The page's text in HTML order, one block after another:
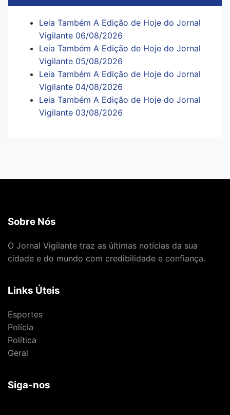
Leia Também A Edição de Hoje do Jornal
Vigilante 06/08/2026
Leia Também A Edição de Hoje do Jornal
Vigilante 05/08/2026
Leia Também A Edição de Hoje do Jornal
Vigilante 04/08/2026
Leia Também A Edição de Hoje do Jornal
Vigilante 03/08/2026
Sobre Nós
O Jornal Vigilante traz as últimas notícias da sua
cidade e do mundo com credibilidade e confiança.
Links Úteis
Esportes
Polícia
Política
Geral
Siga-nos